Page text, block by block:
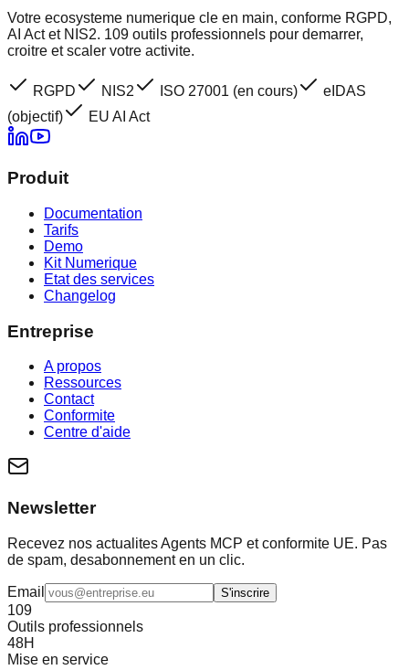
Votre ecosysteme numerique cle en main, conforme RGPD,
AI Act et NIS2. 109 outils professionnels pour demarrer,
croitre et scaler votre activite.
RGPD NIS2 ISO 27001 (en cours)
eIDAS
(objectif)
EU AI Act
Produit
Documentation
Tarifs
Demo
Kit Numerique
Etat des services
Changelog
Entreprise
A propos
Ressources
Contact
Conformite
Centre d'aide
Newsletter
Recevez nos actualites Agents MCP et conformite UE. Pas
de spam, desabonnement en un clic.
Email S'inscrire
109
Outils professionnels
48H
Mise en service